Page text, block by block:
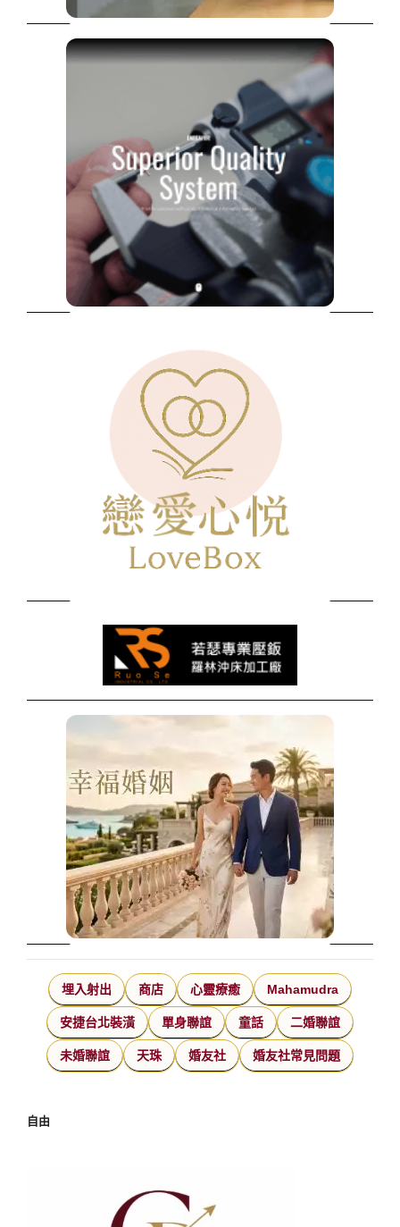
埋入射出 商店 心靈療癒 Mahamudra
安捷台北裝潢 單身聯誼 童話 二婚聯誼
未婚聯誼 天珠 婚友社 婚友社常見問題
自由